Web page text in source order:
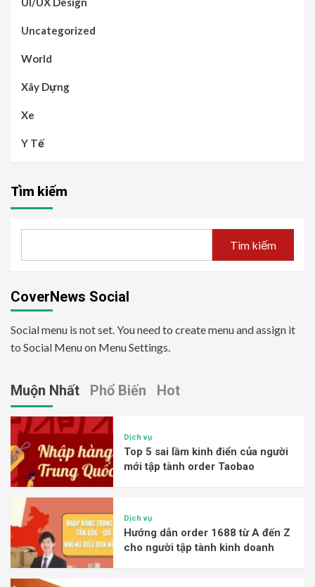
Uncategorized
World
Xây Dựng
Xe
Y Tế
Tìm kiếm
Tìm kiếm
CoverNews Social
Social menu is not set. You need to create menu and assign it
to Social Menu on Menu Settings.
Muộn Nhất Phổ Biến Hot
Dịch vụ
Top 5 sai lầm kinh điển của người
mới tập tành order Taobao
Dịch vụ
Hướng dẫn order 1688 từ A đến Z
cho người tập tành kinh doanh